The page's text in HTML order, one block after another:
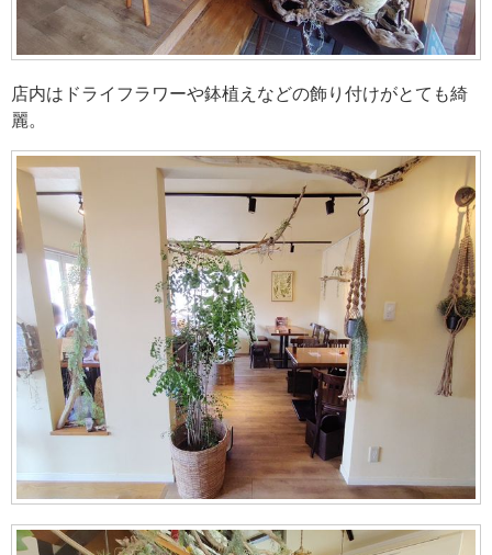
店内はドライフラワーや鉢植えなどの飾り付けがとても綺
麗。